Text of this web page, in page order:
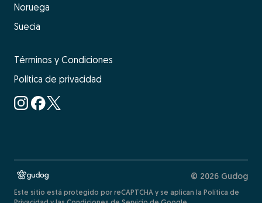
Noruega
Suecia
Términos y Condiciones
Política de privacidad
© 2026 Gudog
Este sitio está protegido por reCAPTCHA y se aplican la Política de